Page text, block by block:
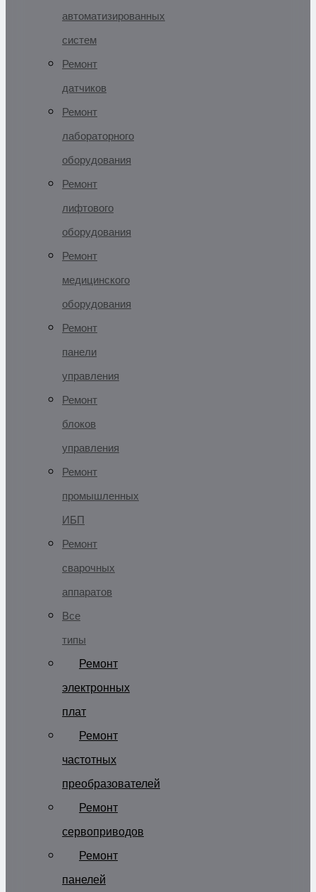
автоматизированных
систем
Ремонт
датчиков
Ремонт
лабораторного
оборудования
Ремонт
лифтового
оборудования
Ремонт
медицинского
оборудования
Ремонт
панели
управления
Ремонт
блоков
управления
Ремонт
промышленных
ИБП
Ремонт
сварочных
аппаратов
Все
типы
Ремонт
электронных
плат
Ремонт
частотных
преобразователей
Ремонт
сервоприводов
Ремонт
панелей